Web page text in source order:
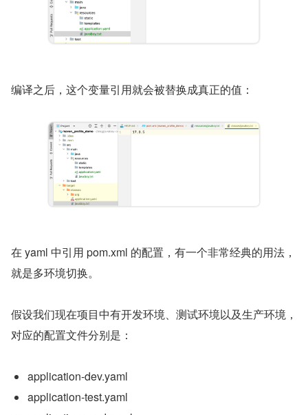
编译之后，这个变量引用就会被替换成真正的值：
在 yaml 中引用 pom.xml 的配置，有一个非常经典的用法，
就是多环境切换。
假设我们现在项目中有开发环境、测试环境以及生产环境，
对应的配置文件分别是：
application-dev.yaml
application-test.yaml